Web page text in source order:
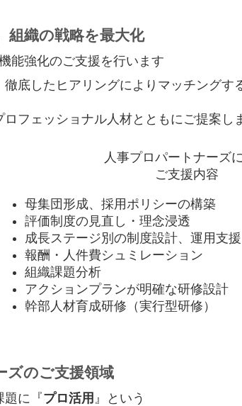
組織の戦略を最大化
能強化のご支援を行います
底したヒアリングによりマッチングす
フェッショナル人材とともにご提案し
人事プロパートナーズ
ご支援内容
母集団形成、採用ポリシーの構築
評価制度の見直し・理念浸透
成長ステージ別の制度設計、運用支援
報酬・人件費シュミレーション
組織課題分析
アクションプランが明確な研修設計
幹部人材育成研修（実行型研修）
ズのご支援領域
題に『プロ活⽤ 』という